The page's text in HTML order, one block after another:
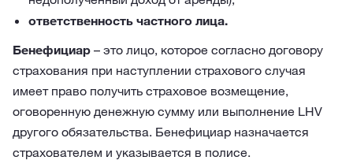
ответственность частного лица.
Бенефициар – это лицо, которое согласно договору
страхования при наступлении страхового случая
имеет право получить страховое возмещение,
оговоренную денежную сумму или выполнение LHV
другого обязательства. Бенефициар назначается
страхователем и указывается в полисе.